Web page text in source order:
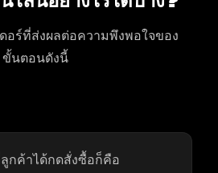
อร์ที่ส่งผลต่อความพึงพอใจของ
ขั้นตอนดังนี้
กค้าได้กดสั่งซื้อก็คือ